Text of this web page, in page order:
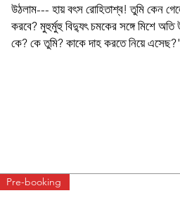
উঠলাম--- হায় বৎস রোহিতাশ্ব! তুমি কেন
করবে? মুহুর্মুহু বিদ্যুৎ চমকের সঙ্গে মিশে
কে? কে তুমি? কাকে দাহ করতে নিয়ে
Pre-booking